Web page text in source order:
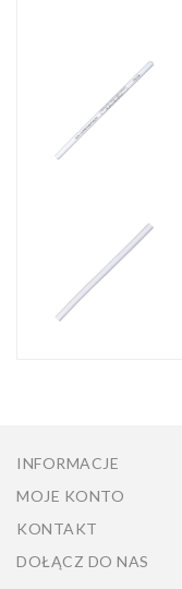
INFORMACJE
MOJE KONTO
KONTAKT
DOŁĄCZ DO NAS